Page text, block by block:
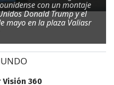
con un montaje
Donald Trump y el
mayo en la plaza Valiasr
Visión 360